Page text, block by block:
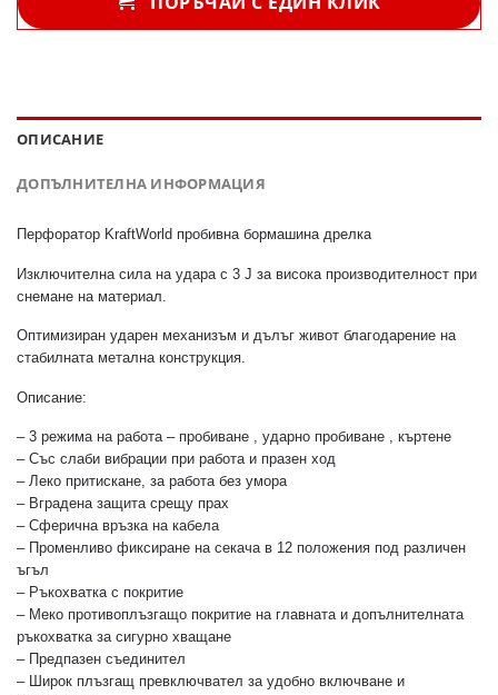
ОПИСАНИЕ
ДОПЪЛНИТЕЛНА ИНФОРМАЦИЯ
Перфоратор KraftWorld пробивна бормашина дрелка
Изключителна сила на удара с 3 J за висока производителност при
снемане на материал.
Oптимизиран ударен механизъм и дълъг живот благодарение на
стабилната метална конструкция.
Описание:
– 3 режима на работа – пробиване , ударно пробиване , къртене
– Със слаби вибрации при работа и празен ход
– Леко притискане, за работа без умора
– Вградена защита срещу прах
– Сферична връзка на кабела
– Променливо фиксиране на секача в 12 положения под различен
ъгъл
– Ръкохватка с покритие
– Меко противоплъзгащо покритие на главната и допълнителната
ръкохватка за сигурно хващане
– Предпазен съединител
– Широк плъзгащ превключвател за удобно включване и